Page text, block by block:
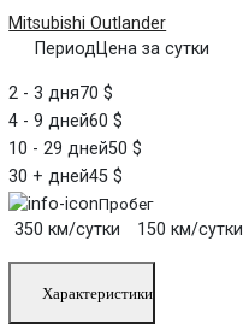
Mitsubishi Outlander
ПериодЦена за сутки
2 - 3 дня70 $
4 - 9 дней60 $
10 - 29 дней50 $
30 + дней45 $
Пробег
350 км/сутки 150 км/сутки
Характеристики